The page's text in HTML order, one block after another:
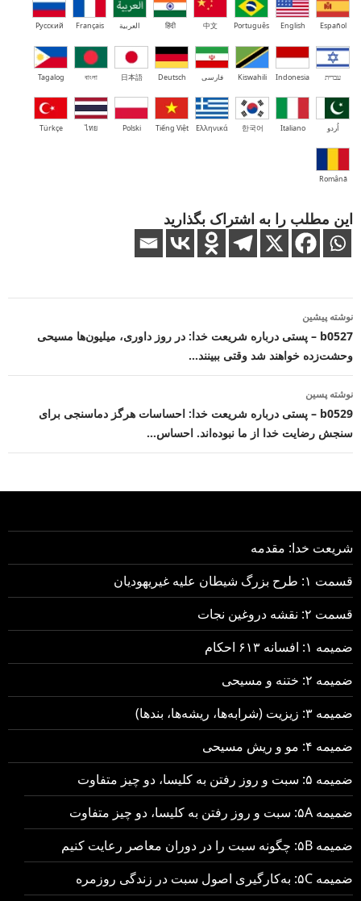
Español
English
Português
中文
हिंदी العربية Français
Русский
עברית Indonesia
Kiswahili فارسی Deutsch
日本語
বাংলা
Tagalog
اُردو Italiano
한국어
Ελληνικά
Tiếng Việt
Polski
ไทย
Türkçe
Română
این مطلب را به اشتراک بگذارید
ناوبری
نوشته
نوشته پیشین
b0527 – پستی درباره شریعت خدا: در روز داوری، میلیون‌ها مسیحی
وحشت‌زده خواهند شد وقتی ببینند…
نوشته پسین
b0529 – پستی درباره شریعت خدا: احساسات هرگز دماسنجی برای
سنجش رضایت خدا از ما نبوده‌اند. احساس…
شریعت خدا: مقدمه
قسمت ۱: طرح بزرگ شیطان علیه غیریهودیان
قسمت ۲: نقشه دروغین نجات
ضمیمه ۱: افسانه ۶۱۳ احکام
ضمیمه ۲: ختنه و مسیحی
ضمیمه ۳: زیزیت (شرابه‌ها، ریشه‌ها، بندها)
ضمیمه ۴: مو و ریش مسیحی
ضمیمه ۵: سبت و روز رفتن به کلیسا، دو چیز متفاوت
ضمیمه ۵A: سبت و روز رفتن به کلیسا، دو چیز متفاوت
ضمیمه ۵B: چگونه سبت را در دوران معاصر رعایت کنیم
ضمیمه ۵C: به‌کارگیری اصول سبت در زندگی روزمره